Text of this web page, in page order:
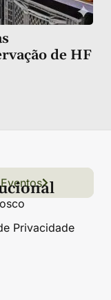
de HF
Grãos
Eventos
Privacidade